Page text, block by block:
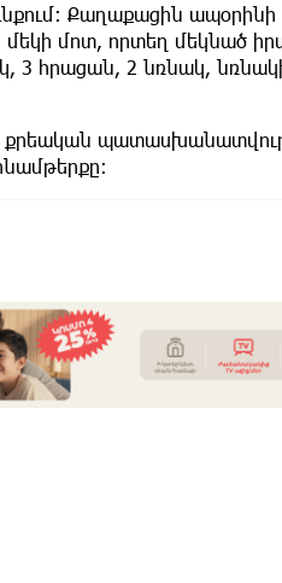
Քաղաքացին ապօրինի
մեկի մոտ, որտեղ մեկնած
հրացան, 2 նռնակ,
քրեական